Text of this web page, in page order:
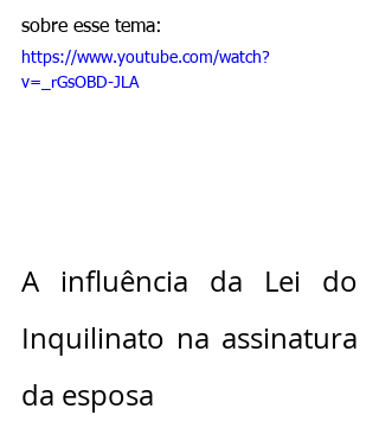
sobre esse tema:
https://www.youtube.com/watch?
v=_rGsOBD-JLA
A influência da Lei do
Inquilinato na assinatura
da esposa